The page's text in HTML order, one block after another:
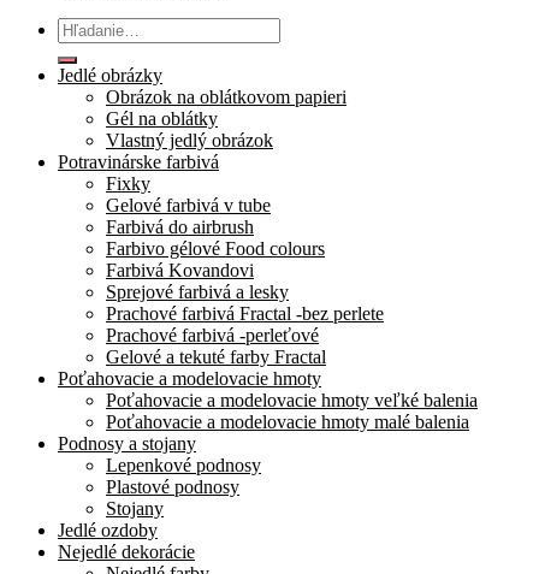
Hľadať:
Jedlé obrázky
Obrázok na oblátkovom papieri
Gél na oblátky
Vlastný jedlý obrázok
Potravinárske farbivá
Fixky
Gelové farbivá v tube
Farbivá do airbrush
Farbivo gélové Food colours
Farbivá Kovandovi
Sprejové farbivá a lesky
Prachové farbivá Fractal -bez perlete
Prachové farbivá -perleťové
Gelové a tekuté farby Fractal
Poťahovacie a modelovacie hmoty
Poťahovacie a modelovacie hmoty veľké balenia
Poťahovacie a modelovacie hmoty malé balenia
Podnosy a stojany
Lepenkové podnosy
Plastové podnosy
Stojany
Jedlé ozdoby
Nejedlé dekorácie